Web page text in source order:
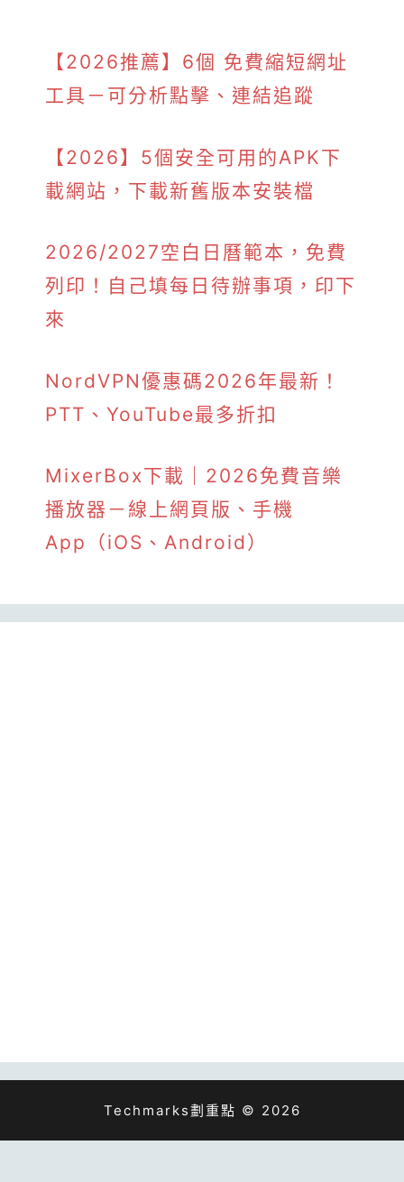
【2026推薦】6個 免費縮短網址
工具－可分析點擊、連結追蹤
【2026】5個安全可用的APK下
載網站，下載新舊版本安裝檔
2026/2027空白日曆範本，免費
列印！自己填每日待辦事項，印下
來
NordVPN優惠碼2026年最新！
PTT、YouTube最多折扣
MixerBox下載｜2026免費音樂
播放器－線上網頁版、手機
App（iOS、Android）
Techmarks劃重點 © 2026